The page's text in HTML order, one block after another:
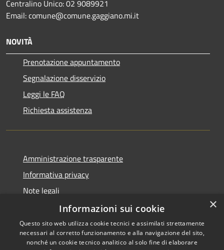
Centralino Unico: 02 9089921
Email: comune@comune.gaggiano.mi.it
NOVITÀ
Prenotazione appuntamento
Segnalazione disservizio
Leggi le FAQ
Richiesta assistenza
Amministrazione trasparente
Informativa privacy
Note legali
Dichiarazione di accessibilità
×
Informazioni sui cookie
Questo sito web utilizza cookie tecnici e assimilati strettamente
necessari al corretto funzionamento e alla navigazione del sito,
nonché un cookie tecnico analitico al solo fine di elaborare